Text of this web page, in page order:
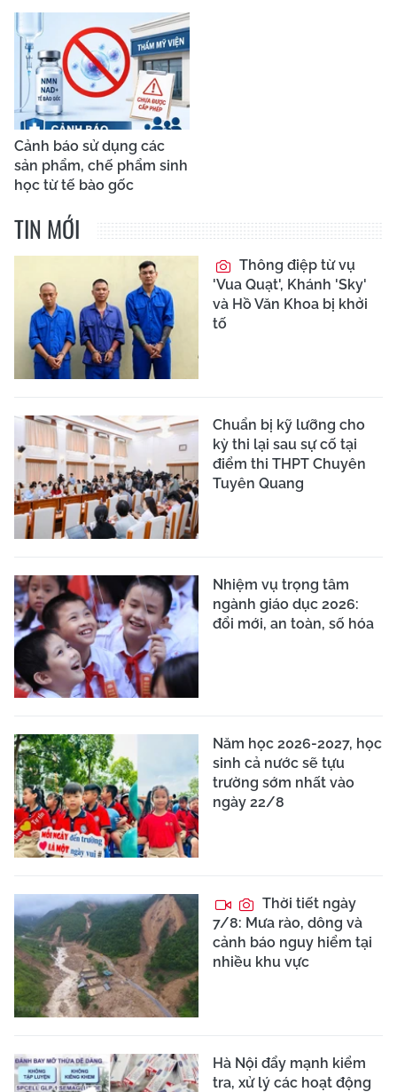
Cảnh báo sử dụng các
sản phẩm, chế phẩm sinh
học từ tế bào gốc
TIN MỚI
Thông điệp từ vụ
'Vua Quạt', Khánh 'Sky'
và Hồ Văn Khoa bị khởi
tố
Chuẩn bị kỹ lưỡng cho
kỳ thi lại sau sự cố tại
điểm thi THPT Chuyên
Tuyên Quang
Nhiệm vụ trọng tâm
ngành giáo dục 2026:
đổi mới, an toàn, số hóa
Năm học 2026-2027, học
sinh cả nước sẽ tựu
trường sớm nhất vào
ngày 22/8
Thời tiết ngày
7/8: Mưa rào, dông và
cảnh báo nguy hiểm tại
nhiều khu vực
Hà Nội đẩy mạnh kiểm
tra, xử lý các hoạt động